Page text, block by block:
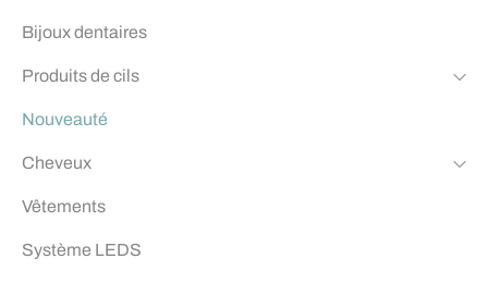
Bijoux dentaires
Produits de cils
Nouveauté
Cheveux
Vêtements
Système LEDS